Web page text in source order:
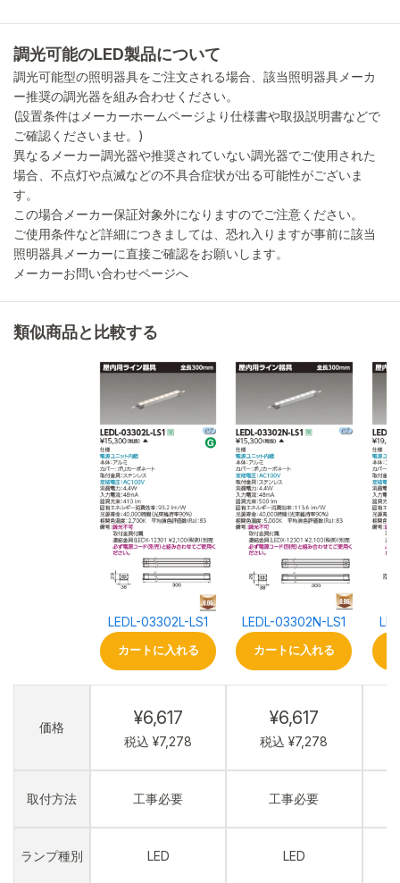
調光可能のLED製品について
調光可能型の照明器具をご注文される場合、該当照明器具メーカ
ー推奨の調光器を組み合わせください。
(設置条件はメーカーホームページより仕様書や取扱説明書などで
ご確認くださいませ。)
異なるメーカー調光器や推奨されていない調光器でご使用された
場合、不点灯や点滅などの不具合症状が出る可能性がございま
す。
この場合メーカー保証対象外になりますのでご注意ください。
ご使用条件など詳細につきましては、恐れ入りますが事前に該当
照明器具メーカーに直接ご確認をお願いします。
メーカーお問い合わせページへ
類似商品と比較する
価格
取付方法
ランプ種別
LEDL-03302L-LS1
カートに入れる
¥6,617
税込 ¥7,278
工事必要
LED
LEDL-03302N-LS1
カートに入れる
¥6,617
税込 ¥7,278
工事必要
LED